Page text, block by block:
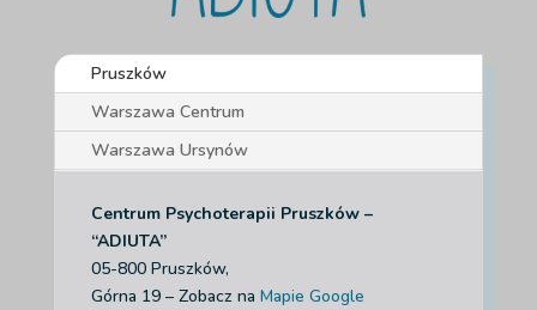
Pruszków
Warszawa Centrum
Warszawa Ursynów
Centrum Psychoterapii Pruszków –
“ADIUTA”
05-800 Pruszków,
Górna 19 – Zobacz na Mapie Google